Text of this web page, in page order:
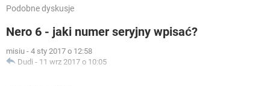
Podobne dyskusje
Nero 6 - jaki numer seryjny wpisać?
misiu - 4 sty 2017 o 12:58
Dudi - 11 wrz 2017 o 10:05